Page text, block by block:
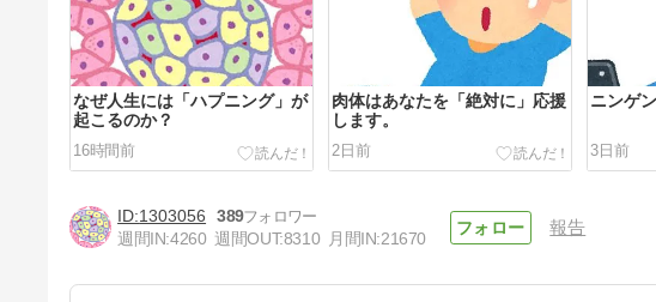
なぜ人生には「ハプニング」が
起こるのか？
16時間前
肉体はあなたを「絶対に」応援
します。
2日前
ニンゲ
3日前
1303056
389
週間IN:4260 週間OUT:8310 月間IN:21670
報告